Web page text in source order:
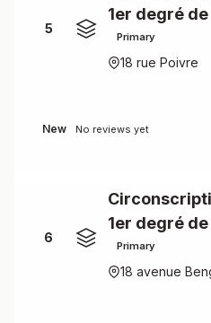
5
1er degré
Primary
18 rue Poivre
New No reviews yet
6
1er degré
Primary
18 avenue